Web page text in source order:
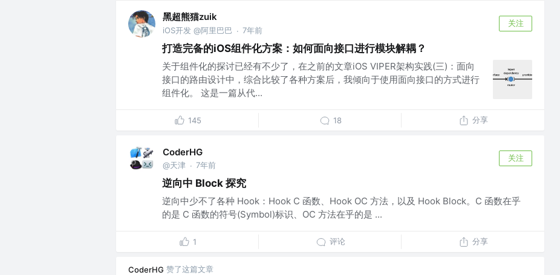
黑超熊猫zuik
iOS开发 @阿里巴巴 · 7年前
关注
打造完备的iOS组件化方案：如何面向接口进行模块解耦？
关于组件化的探讨已经有不少了，在之前的文章iOS VIPER架构实践(三)：面向
接口的路由设计中，综合比较了各种方案后，我倾向于使用面向接口的方式进行
组件化。 这是一篇从代...
145 18 分享
CoderHG
@天津 · 7年前
关注
逆向中 Block 探究
逆向中少不了各种 Hook：Hook C 函数、Hook OC 方法，以及 Hook Block。C 函数在乎
的是 C 函数的符号(Symbol)标识、OC 方法在乎的是 ...
1 评论 分享
CoderHG 赞了这篇文章